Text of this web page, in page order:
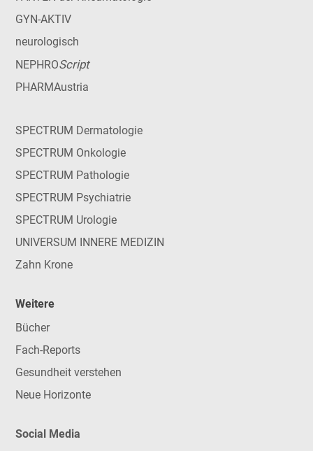
GYN-AKTIV
neurologisch
NEPHROScript
PHARMAustria
SPECTRUM Dermatologie
SPECTRUM Onkologie
SPECTRUM Pathologie
SPECTRUM Psychiatrie
SPECTRUM Urologie
UNIVERSUM INNERE MEDIZIN
Zahn Krone
Weitere
Bücher
Fach-Reports
Gesundheit verstehen
Neue Horizonte
Social Media